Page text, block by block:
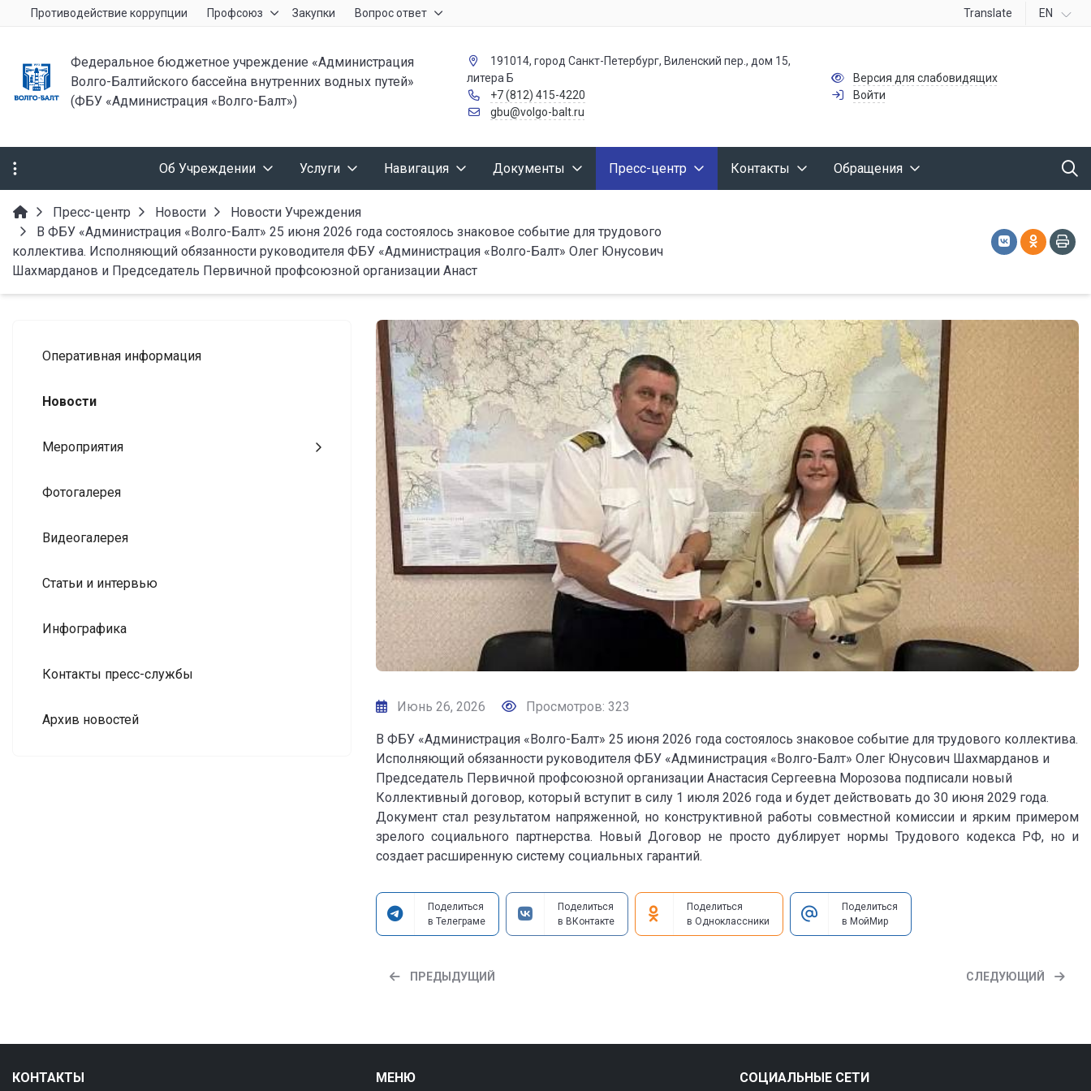
Противодействие коррупции Профсоюз Закупки Вопрос ответ Translate EN
Федеральное бюджетное учреждение «Администрация
Волго-Балтийского бассейна внутренних водных путей»
(ФБУ «Администрация «Волго-Балт»)
191014, город Санкт-Петербург, Виленский пер., дом 15,
литера Б
+7 (812) 415-4220
gbu@volgo-balt.ru
Версия для слабовидящих
Войти
Об Учреждении Услуги Навигация Документы Пресс-центр Контакты Обращения
Пресс-центр Новости
Новости Учреждения
В ФБУ «Администрация «Волго-Балт» 25 июня 2026 года состоялось знаковое событие для трудового
коллектива. Исполняющий обязанности руководителя ФБУ «Администрация «Волго-Балт» Олег Юнусович
Шахмарданов и Председатель Первичной профсоюзной организации Анаст
Оперативная информация
Новости
Мероприятия
Фотогалерея
Видеогалерея
Статьи и интервью
Инфографика
Контакты пресс-службы
Архив новостей
Июнь 26, 2026 Просмотров: 323
В ФБУ «Администрация «Волго-Балт» 25 июня 2026 года состоялось знаковое событие для трудового коллектива.
Исполняющий обязанности руководителя ФБУ «Администрация «Волго-Балт» Олег Юнусович Шахмарданов и
Председатель Первичной профсоюзной организации Анастасия Сергеевна Морозова подписали новый
Коллективный договор, который вступит в силу 1 июля 2026 года и будет действовать до 30 июня 2029 года.
Документ стал результатом напряженной, но конструктивной работы совместной комиссии и ярким примером
зрелого социального партнерства. Новый Договор не просто дублирует нормы Трудового кодекса РФ, но и
создает расширенную систему социальных гарантий.
Поделиться
в Телеграме
Поделиться
в ВКонтакте
Поделиться
в Одноклассники
Поделиться
в МойМир
ПРЕДЫДУЩИЙ СЛЕДУЮЩИЙ
КОНТАКТЫ МЕНЮ СОЦИАЛЬНЫЕ СЕТИ